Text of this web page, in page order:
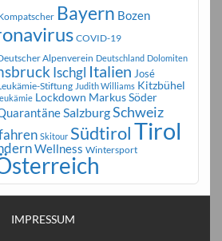
Bayern Bozen
COVID-19
Alpenverein Deutschland Dolomiten
Ischgl Italien José
Stiftung Judith Williams Kitzbühel
Lockdown Markus Söder
SalzburgSchweiz
Skitour SüdtirolTirol
Wellness Wintersport
IMPRESSUM